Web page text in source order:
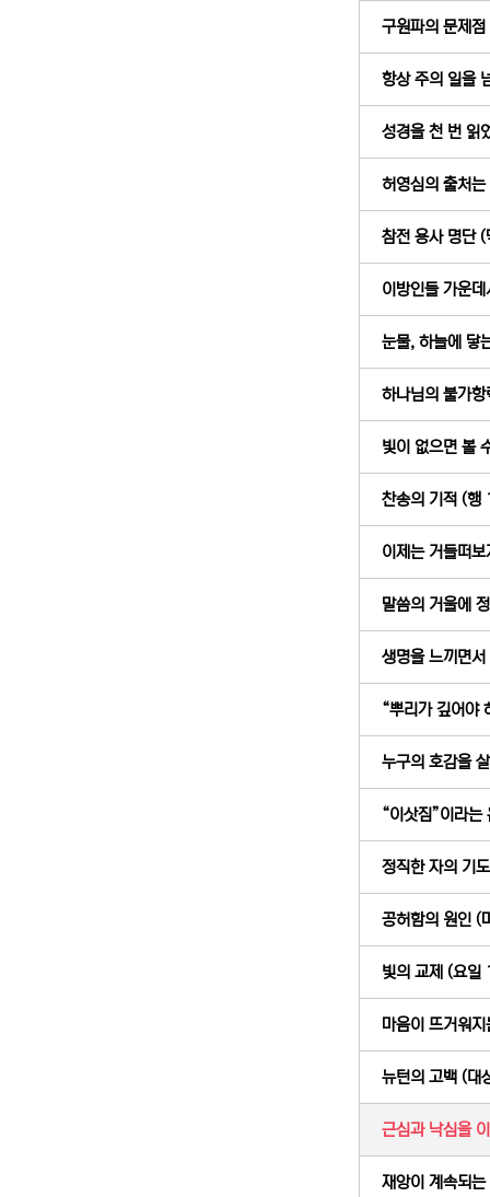
구원파의 문제
항상 주의 일을
성경을 천 번 읽
허영심의 출처
참전 용사 명단
이방인들 가운
눈물, 하늘에 닿
하나님의 불가
빛이 없으면 볼
찬송의 기적 (
이제는 거들떠
말씀의 거울에
생명을 느끼면
“뿌리가 깊어야
누구의 호감을
“이삿짐”이라
정직한 자의 기
공허함의 원인 (
빛의 교제 (요일
마음이 뜨거워
뉴턴의 고백 (
근심과 낙심을
재앙이 계속되